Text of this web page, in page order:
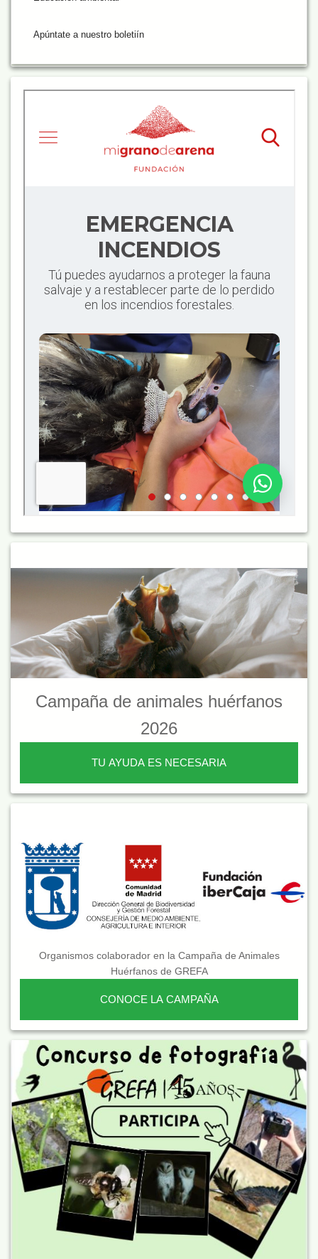
Apúntate a nuestro boletiín
Campaña de animales huérfanos
2026
TU AYUDA ES NECESARIA
Organismos colaborador en la Campaña de Animales
Huérfanos de GREFA
CONOCE LA CAMPAÑA